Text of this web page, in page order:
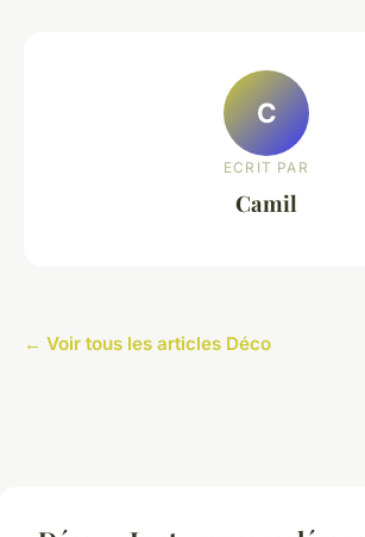
C
ECRIT PAR
Camil
← Voir tous les articles Déco